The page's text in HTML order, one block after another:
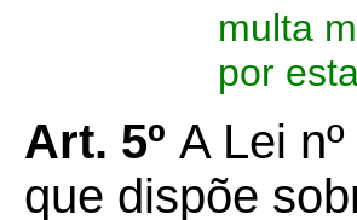
multa
por
Art. 5º A Lei
que dispõe